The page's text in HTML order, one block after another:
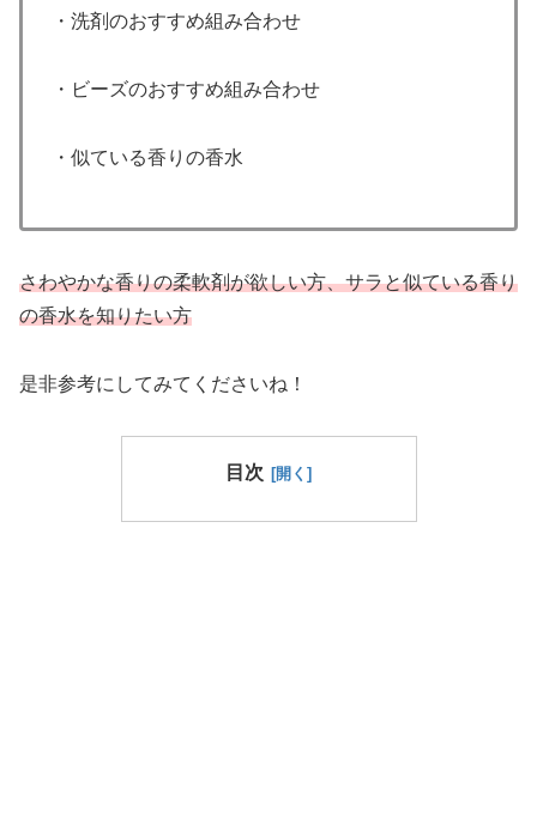
・洗剤のおすすめ組み合わせ
・ビーズのおすすめ組み合わせ
・似ている香りの香水
さわやかな香りの柔軟剤が欲しい方、サラと似ている香り
の香水を知りたい方
是非参考にしてみてくださいね！
目次